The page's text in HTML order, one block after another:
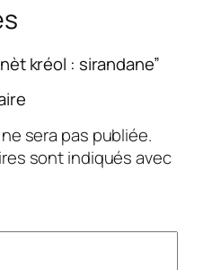
kréol : sirandane”
sera pas publiée.
sont indiqués avec